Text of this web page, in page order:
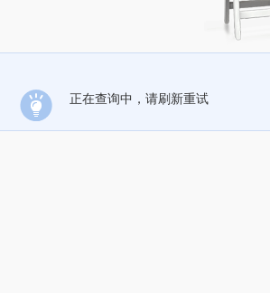
正在查询中，请刷新重试